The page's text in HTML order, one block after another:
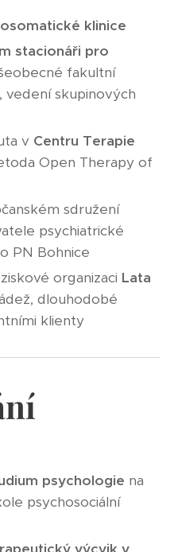
klinice
stacionáři pro
fakultní
vedení skupinových
v Centru Terapie
Open Therapy of
sdružení
psychiatrické
PN Bohnice
organizaci Lata
dlouhodobé
klienty
psychologie na
psychosociální